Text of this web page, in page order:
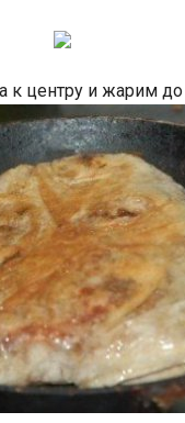
к центру и жарим